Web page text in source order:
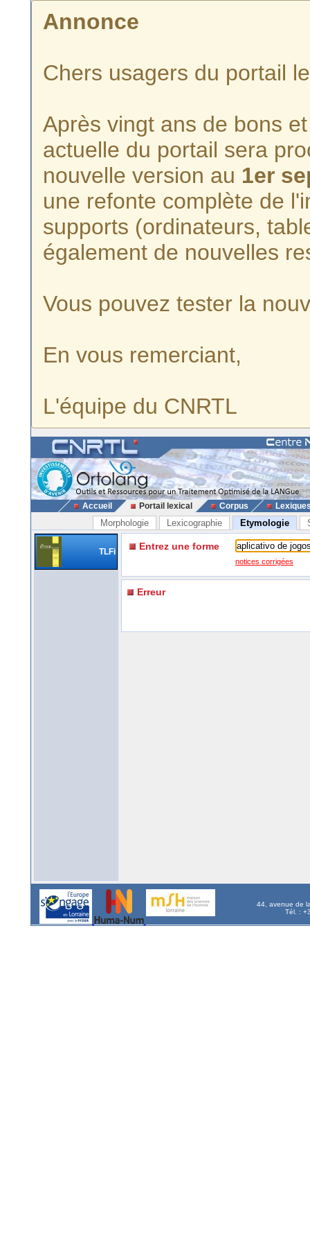
Annonce
Chers usagers du portail
Après vingt ans de bons
actuelle du portail sera
nouvelle version au 1er
une refonte complète de
supports (ordinateurs,
également de nouvelles
Vous pouvez tester la
En vous remerciant,
L'équipe du CNRTL
Accueil Portail lexical Corpus
Morphologie Lexicographie Etymologie
TLFi Entrez une forme
notices corrigées
Erreur
44, avenue de
Tél. :